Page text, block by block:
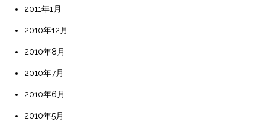
2011年1月
2010年12月
2010年8月
2010年7月
2010年6月
2010年5月